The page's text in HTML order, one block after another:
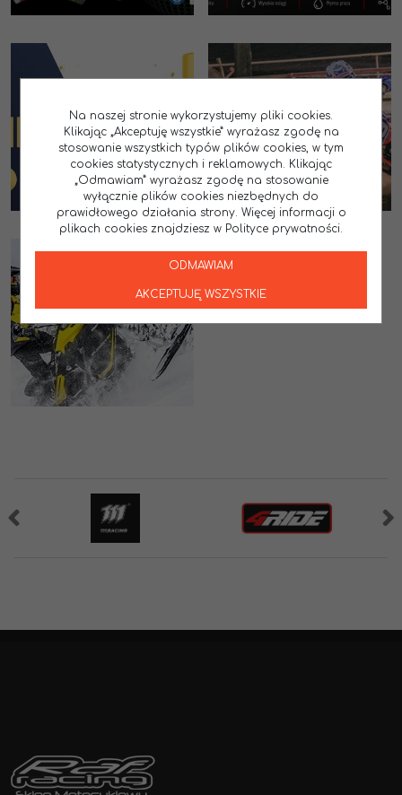
Na naszej stronie wykorzystujemy pliki cookies.
Klikając „Akceptuję wszystkie” wyrażasz zgodę na
stosowanie wszystkich typów plików cookies, w tym
cookies statystycznych i reklamowych. Klikając
„Odmawiam” wyrażasz zgodę na stosowanie
wyłącznie plików cookies niezbędnych do
prawidłowego działania strony. Więcej informacji o
plikach cookies znajdziesz w Polityce prywatności.
ODMAWIAM
AKCEPTUJĘ WSZYSTKIE